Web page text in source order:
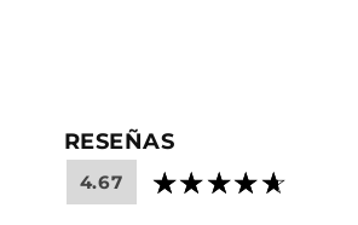
RESEÑAS
4.67